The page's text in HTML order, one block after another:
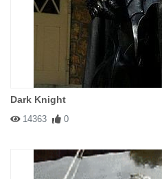
Dark Knight
14363 0